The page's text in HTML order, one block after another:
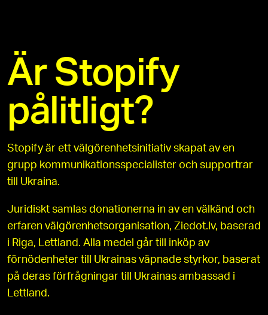
Är Stopify
pålitligt?
Stopify är ett välgörenhetsinitiativ skapat av en
grupp kommunikationsspecialister och supportrar
till Ukraina.
Juridiskt samlas donationerna in av en välkänd och
erfaren välgörenhetsorganisation, Ziedot.lv, baserad
i Riga, Lettland. Alla medel går till inköp av
förnödenheter till Ukrainas väpnade styrkor, baserat
på deras förfrågningar till Ukrainas ambassad i
Lettland.